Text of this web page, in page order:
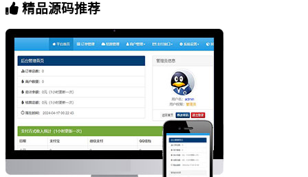
精品源码推荐